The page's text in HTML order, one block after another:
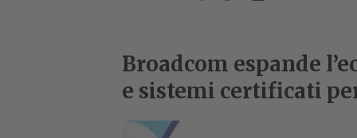
Broadcom espande
e sistemi certificati